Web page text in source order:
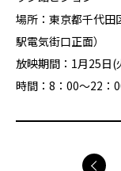
場所：東京都千代
駅電気街口正面）
放映期間：1月25日(
時間：8：00～22：